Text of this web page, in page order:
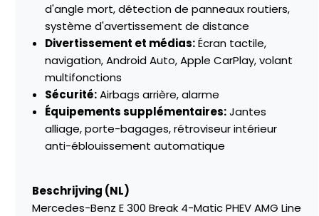
d'angle mort, détection de panneaux routiers,
système d'avertissement de distance
Divertissement et médias:Écran tactile,
navigation, Android Auto, Apple CarPlay, volant
multifonctions
Sécurité:Airbags arrière, alarme
Équipements supplémentaires:Jantes
alliage, porte-bagages, rétroviseur intérieur
anti-éblouissement automatique
Beschrijving (NL)
Mercedes-Benz E 300 Break 4-Matic PHEV AMG Line